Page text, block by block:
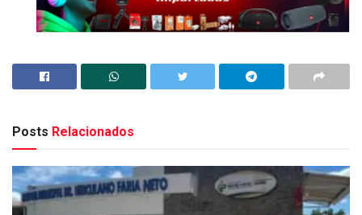
Posts Relacionados